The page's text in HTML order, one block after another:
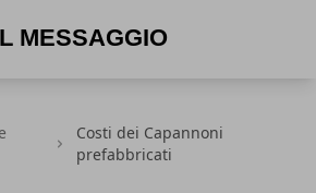
Costi dei Capannoni
prefabbricati